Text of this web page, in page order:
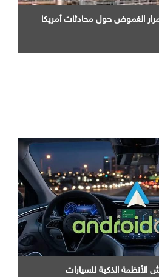
الغموض حول محادثات أمريكا
الأنظمة الذكية للسيارات